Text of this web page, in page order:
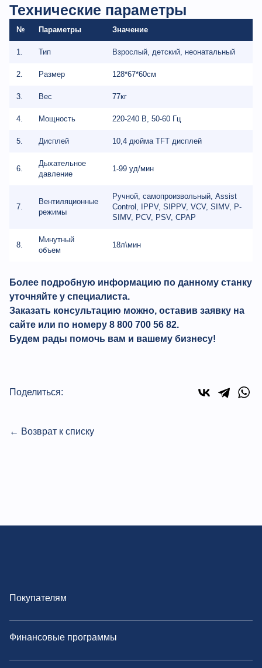
Технические параметры
№ Параметры Значение
1. Тип Взрослый, детский, неонатальный
2. Размер 128*67*60см
3. Вес 77кг
4. Мощность 220-240 В, 50-60 Гц
5. Дисплей 10,4 дюйма TFT дисплей
6.
Дыхательное
давление
1-99 уд/мин
7.
Вентиляционные
режимы
Ручной, самопроизвольный, Assist
Control, IPPV, SIPPV, VCV, SIMV, P-
SIMV, PCV, PSV, CPAP
8.
Минутный
объем
18л\мин
Более подробную информацию по данному станку
уточняйте у специалиста.
Заказать консультацию можно, оставив заявку на
сайте или по номеру 8 800 700 56 82.
Будем рады помочь вам и вашему бизнесу!
Поделиться:
← Возврат к списку
Покупателям
Финансовые программы